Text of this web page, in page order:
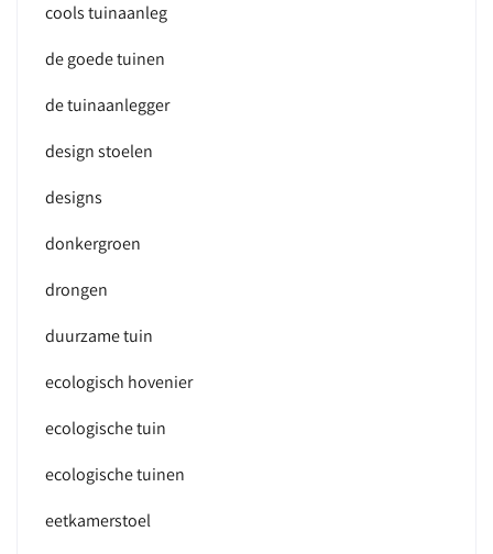
cools tuinaanleg
de goede tuinen
de tuinaanlegger
design stoelen
designs
donkergroen
drongen
duurzame tuin
ecologisch hovenier
ecologische tuin
ecologische tuinen
eetkamerstoel